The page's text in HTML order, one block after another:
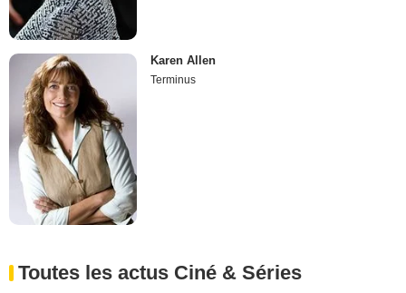
Karen Allen
Terminus
Toutes les actus Ciné & Séries